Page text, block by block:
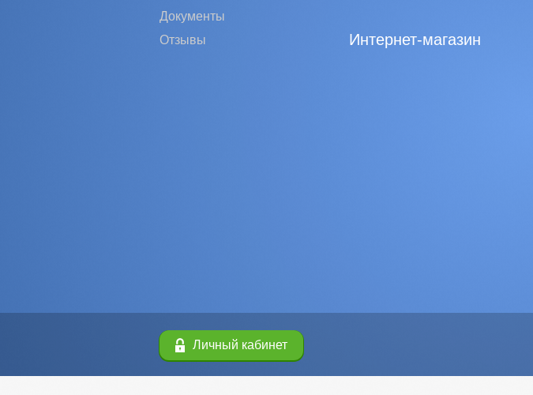
Документы
Отзывы
Интернет-магазин
Личный кабинет